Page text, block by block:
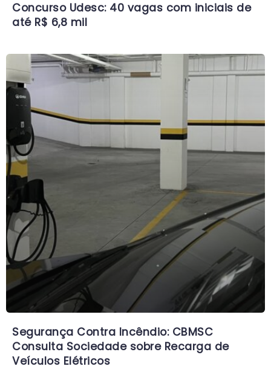
Concurso Udesc: 40 vagas com iniciais de
até R$ 6,8 mil
Segurança Contra Incêndio: CBMSC
Consulta Sociedade sobre Recarga de
Veículos Elétricos